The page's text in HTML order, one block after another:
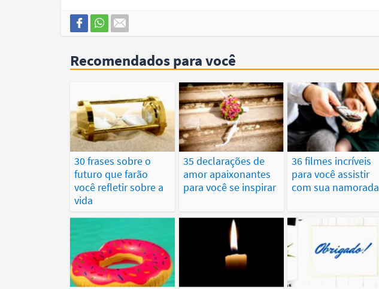
Recomendados para você
30 frases sobre o
futuro que farão
você refletir sobre a
vida
35 declarações de
amor apaixonantes
para você se inspirar
36 filmes incríveis
para você assistir
com sua namorada